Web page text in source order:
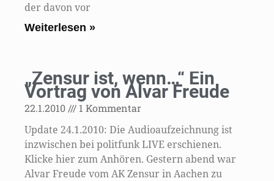
der davon vor
Weiterlesen »
„Zensur ist, wenn…“ Ein
Vortrag von Alvar Freude
22.1.2010 1 Kommentar
Update 24.1.2010: Die Audioaufzeichnung ist
inzwischen bei politfunk LIVE erschienen.
Klicke hier zum Anhören. Gestern abend war
Alvar Freude vom AK Zensur in Aachen zu